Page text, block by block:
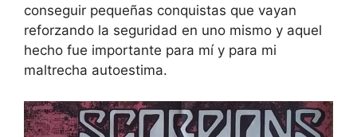
conseguir pequeñas conquistas que vayan
reforzando la seguridad en uno mismo y aquel
hecho fue importante para mí y para mi
maltrecha autoestima.